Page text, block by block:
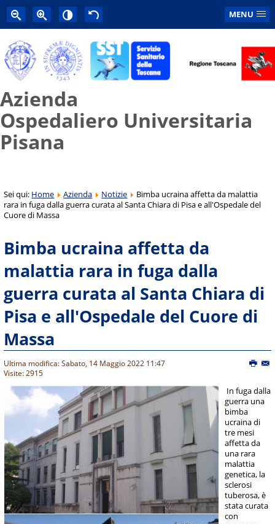
MENU
Azienda
Ospedaliero Universitaria
Pisana
Sei qui: Home Azienda Notizie
Bimba ucraina affetta da malattia
rara in fuga dalla guerra curata al Santa Chiara di Pisa e all'Ospedale del
Cuore di Massa
Bimba ucraina affetta da
malattia rara in fuga dalla
guerra curata al Santa Chiara di
Pisa e all'Ospedale del Cuore di
Massa
Ultima modifica: Sabato, 14 Maggio 2022 11:47
Visite: 2915
In fuga dalla
guerra una
bimba
ucraina di
tre mesi
affetta da
una rara
malattia
genetica, la
sclerosi
tuberosa, è
stata curata
con